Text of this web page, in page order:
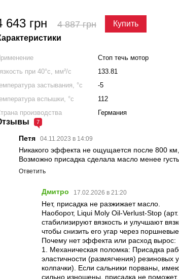
643 грн 4 887 грн Купить
Стоп течь мотор
при 40°c, мм²/с
133.81
застывания, °c
-5
вспышки, °c
112
производства
Германия
7
Петя 04.11.2023 в 14:09
Никакого эффекта не ощущается после 800
Возможно присадка сделала масло менее
Ответить
Дмитро 17.02.2026 в 21:20
Нет, присадка не разжижает масло.
Наоборот, Liqui Moly Oil-Verlust-Stop
стабилизируют вязкость и улучшают
чтобы снизить его угар через поршневые
Почему нет эффекта или расход вырос:
1. Механическая поломка: Присадка
эластичности (размягчения)
колпачки). Если сальники порваны,
сильно изношены, присадка не поможет.